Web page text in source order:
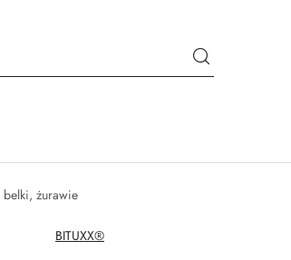
żurawie
NAZWA
PRODUCENTA:
BITUXX®